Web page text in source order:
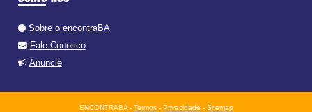
Sobre o encontraBA
Fale Conosco
Anuncie
ENCONTRABA - Termos- Privacidade - Sitemap